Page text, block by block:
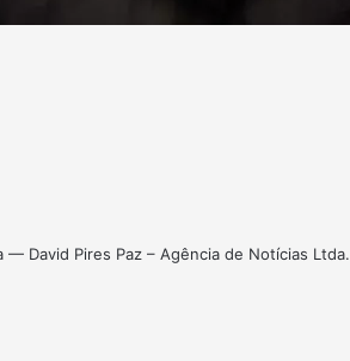
David Pires Paz – Agência de Notícias Ltda.